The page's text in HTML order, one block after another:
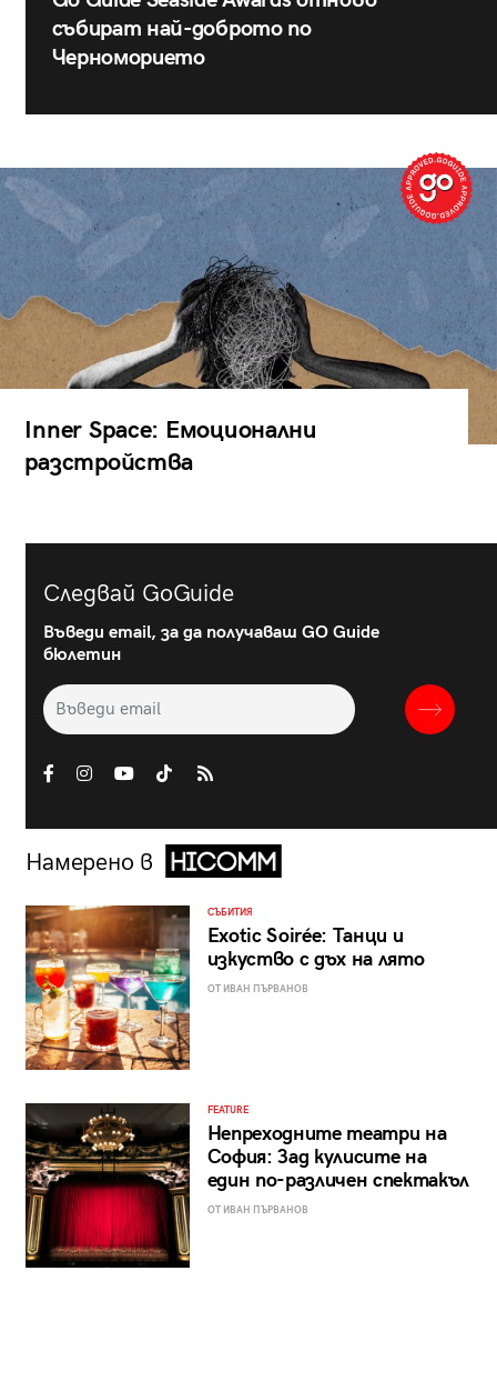
събират най-доброто по
Черноморието
Inner Space: Емоционални
разстройства
Следвай GoGuide
Въведи email, за да получаваш GO Guide
бюлетин
Намерено в
СЪБИТИЯ
Exotic Soirée: Танци и
изкуство с дъх на лято
ОТ ИВАН ПЪРВАНОВ
FEATURE
Непреходните театри на
София: Зад кулисите на
един по-различен спектакъл
ОТ ИВАН ПЪРВАНОВ